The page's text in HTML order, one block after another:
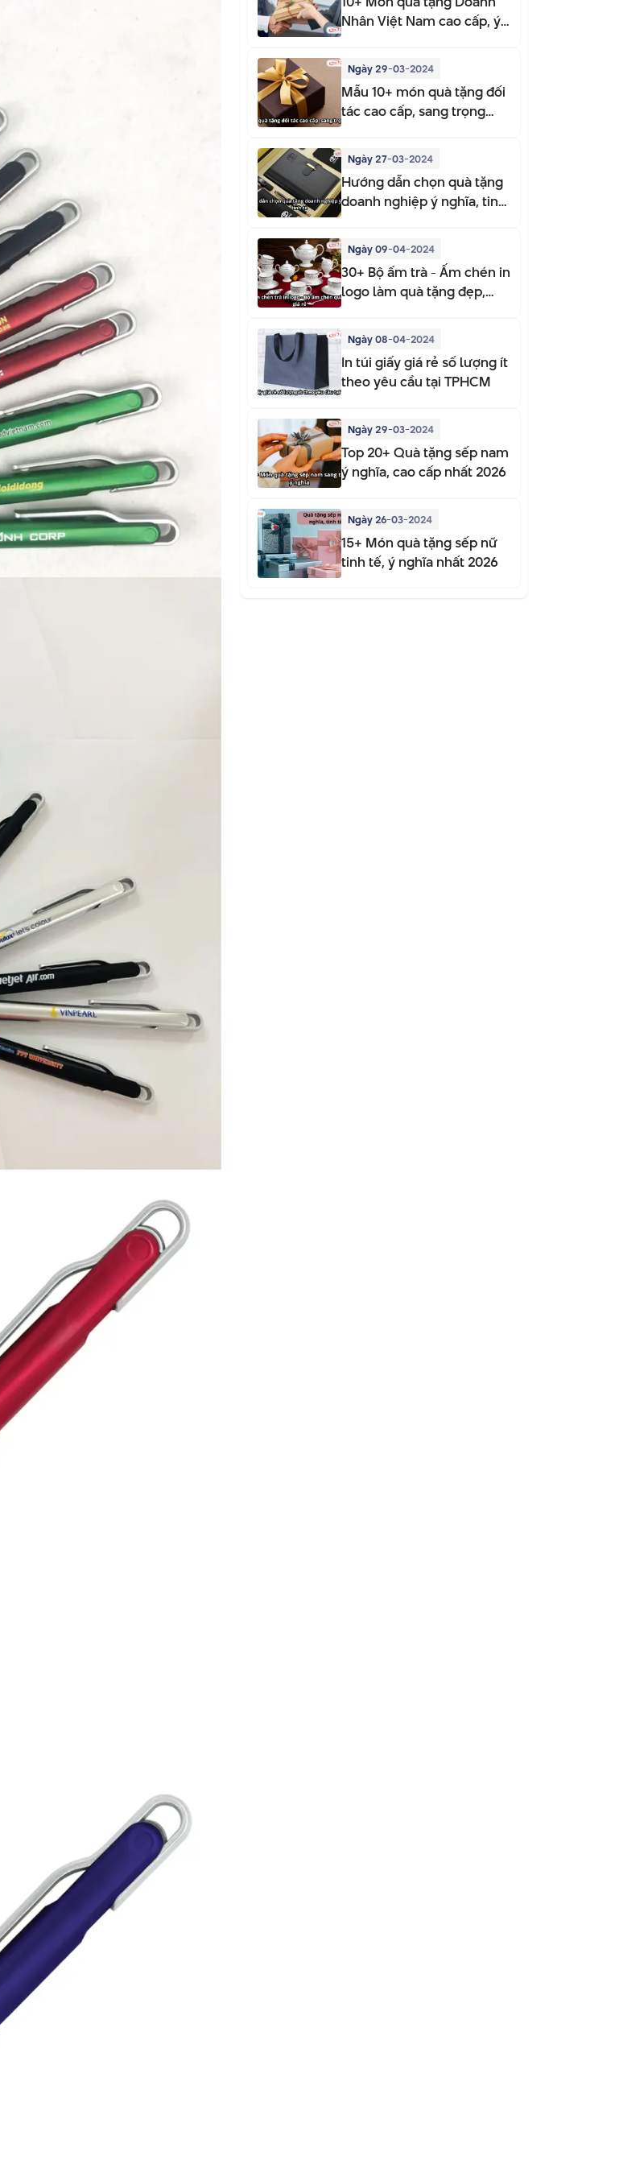
Nhân Việt Nam cao cấp, ý
Ngày 29-03-2024
Mẫu 10+ món quà tặng đối
tác cao cấp, sang trọng
Ngày 27-03-2024
Hướng dẫn chọn quà tặng
doanh nghiệp ý nghĩa, tinh
Ngày 09-04-2024
30+ Bộ ấm trà - Ấm chén in
logo làm quà tặng đẹp,
Ngày 08-04-2024
In túi giấy giá rẻ số lượng ít
theo yêu cầu tại TPHCM
Ngày 29-03-2024
Top 20+ Quà tặng sếp nam
ý nghĩa, cao cấp nhất 2026
Ngày 26-03-2024
15+ Món quà tặng sếp nữ
tinh tế, ý nghĩa nhất 2026